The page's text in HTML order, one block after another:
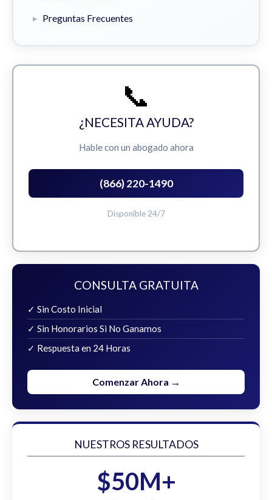
Preguntas Frecuentes
📞
¿NECESITA AYUDA?
Hable con un abogado ahora
(866) 220-1490
Disponible 24/7
CONSULTA GRATUITA
✓ Sin Costo Inicial
✓ Sin Honorarios Si No Ganamos
✓ Respuesta en 24 Horas
Comenzar Ahora →
NUESTROS RESULTADOS
$50M+